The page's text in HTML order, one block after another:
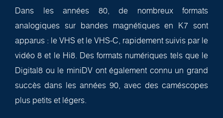
Dans les années 80, de nombreux formats
analogiques sur bandes magnétiques en K7 sont
apparus : le VHS et le VHS-C, rapidement suivis par le
vidéo 8 et le Hi8. Des formats numériques tels que le
Digital8 ou le miniDV ont également connu un grand
succès dans les années 90, avec des caméscopes
plus petits et légers.